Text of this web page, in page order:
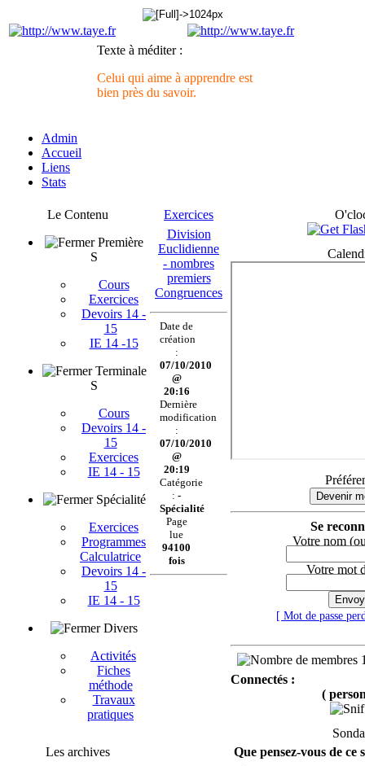
Texte à méditer :
Celui qui aime à apprendre est
bien près du savoir.
Admin
Accueil
Liens
Stats
Le Contenu
Première
S
Cours
Exercices
Devoirs 14 -
15
IE 14 -15
Terminale
S
Cours
Devoirs 14 -
15
Exercices
IE 14 - 15
Spécialité
Exercices
Programmes
Calculatrice
Devoirs 14 -
15
IE 14 - 15
Divers
Activités
Fiches
méthode
Travaux
pratiques
Les archives
Exercices
Division
Euclidienne
- nombres
premiers
Congruences
Date de
création
:
07/10/2010
@
20:16
Dernière
modification
:
07/10/2010
@
20:19
Catégorie
:-
Spécialité
Page
lue
94100
fois
Devenir
Se
Votre nom
Votre mot
[ Mot de passe
Connectés :
(
Que pensez-vous de ce